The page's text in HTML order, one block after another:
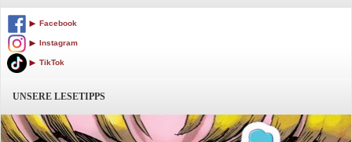
Facebook
Instagram
TikTok
UNSERE LESETIPPS